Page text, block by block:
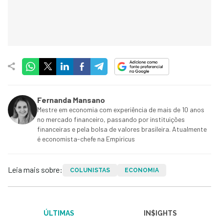
Fernanda Mansano
Mestre em economia com experiência de mais de 10 anos
no mercado financeiro, passando por instituições
financeiras e pela bolsa de valores brasileira. Atualmente
é economista-chefe na Empiricus
Leia mais sobre: COLUNISTAS ECONOMIA
ÚLTIMAS IN$IGHTS